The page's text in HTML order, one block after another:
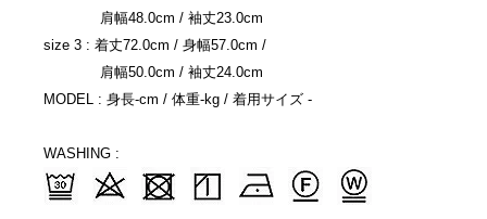
肩幅48.0cm / 袖丈23.0cm
size 3 : 着丈72.0cm / 身幅57.0cm /
肩幅50.0cm / 袖丈24.0cm
MODEL : 身長-cm / 体重-kg / 着用サイズ -
WASHING :